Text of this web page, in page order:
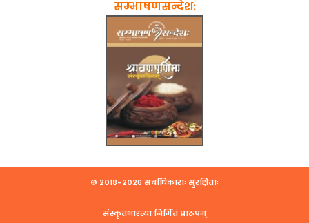
सम्भाषणसन्देश:
© २०१८-२०२६ सर्वाधिकाराः सुरक्षिताः
संस्कृतभारत्या निर्मितं प्रारूपम्